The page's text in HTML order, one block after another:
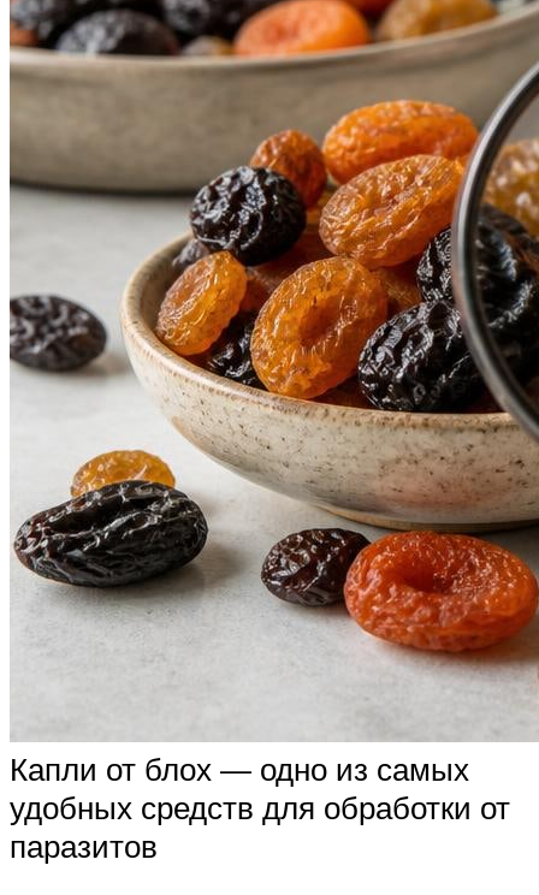
Капли от блох — одно из самых
удобных средств для обработки от
паразитов